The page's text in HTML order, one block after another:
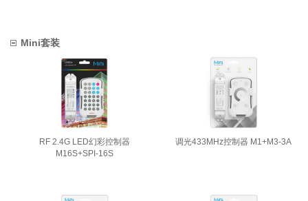
Mini套装
RF 2.4G LED幻彩控制器
M16S+SPI-16S
调光433MHz控制器 M1+M3-3A